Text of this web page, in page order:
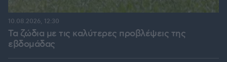
Τα ζώδια με τις καλύτερες προβλέψεις της
εβδομάδας
10.08.2026, 12:30